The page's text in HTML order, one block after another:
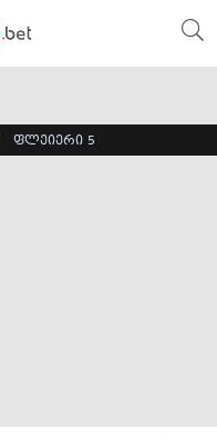
ფლეიერი 5